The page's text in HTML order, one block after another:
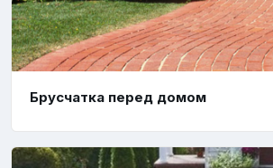
Брусчатка перед домом